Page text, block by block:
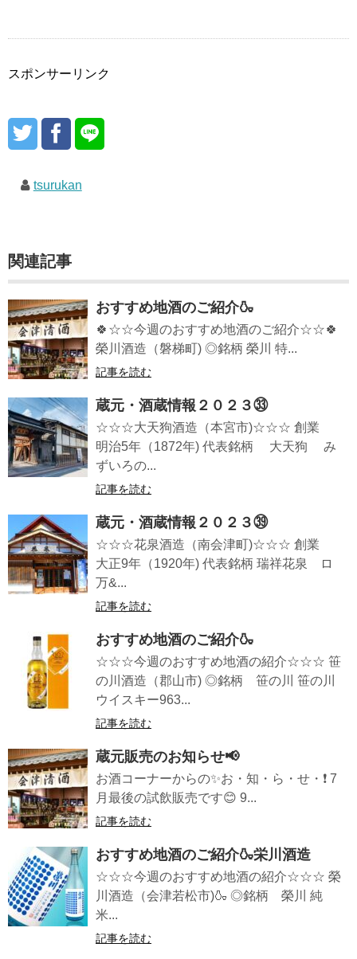
スポンサーリンク
tsurukan
関連記事
おすすめ地酒のご紹介🍶
🍀☆☆今週のおすすめ地酒のご紹介☆☆🍀
榮川酒造（磐梯町) ◎銘柄 榮川 特...
記事を読む
蔵元・酒蔵情報２０２３㉝
☆☆☆大天狗酒造（本宮市)☆☆☆ 創業
明治5年（1872年) 代表銘柄 大天狗 み
ずいろの...
記事を読む
蔵元・酒蔵情報２０２３㊴
☆☆☆花泉酒造（南会津町)☆☆☆ 創業
大正9年（1920年) 代表銘柄 瑞祥花泉 ロ
万&...
記事を読む
おすすめ地酒のご紹介🍶
☆☆☆今週のおすすめ地酒の紹介☆☆☆ 笹
の川酒造（郡山市) ◎銘柄 笹の川 笹の川
ウイスキー963...
記事を読む
蔵元販売のお知らせ📢
お酒コーナーからの✨お・知・ら・せ・❗ 7
月最後の試飲販売です😊 9...
記事を読む
おすすめ地酒のご紹介🍶栄川酒造
☆☆☆今週のおすすめ地酒の紹介☆☆☆ 榮
川酒造（会津若松市)🍶 ◎銘柄 榮川 純
米...
記事を読む